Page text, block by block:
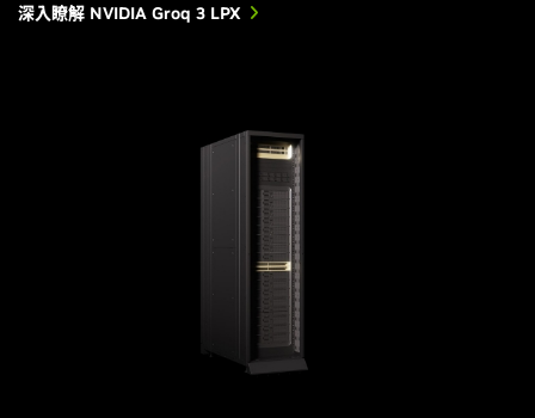
深入瞭解 NVIDIA Groq 3 LPX